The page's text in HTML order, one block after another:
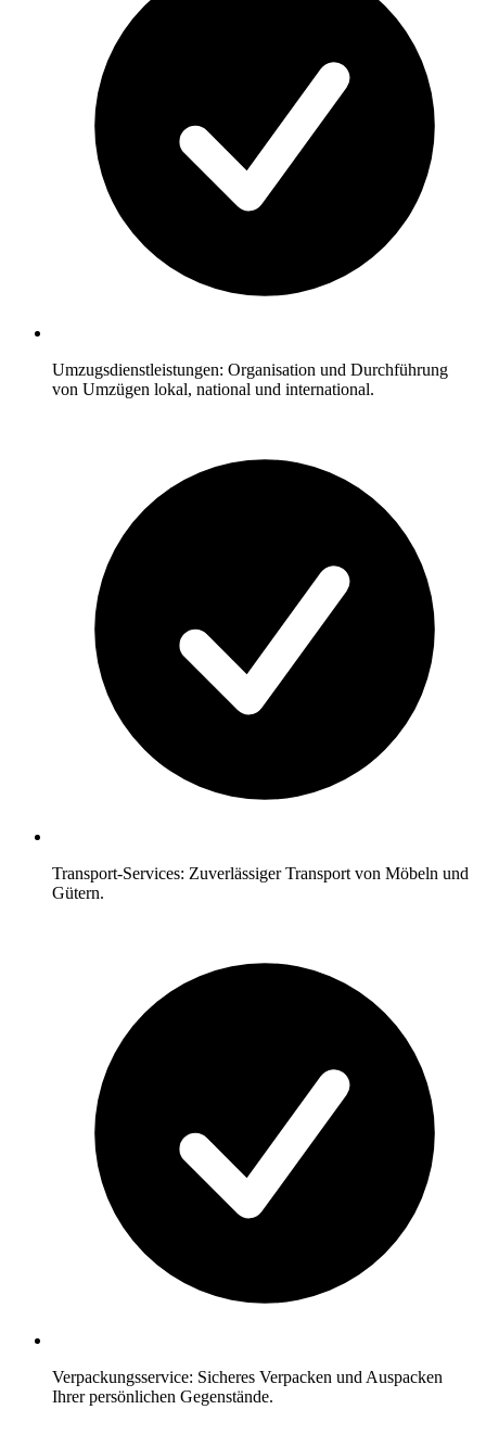
Umzugsdienstleistungen: Organisation und Durchführung
von Umzügen lokal, national und international.
Transport-Services: Zuverlässiger Transport von Möbeln und
Gütern.
Verpackungsservice: Sicheres Verpacken und Auspacken
Ihrer persönlichen Gegenstände.